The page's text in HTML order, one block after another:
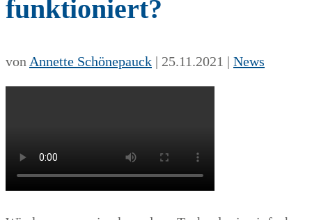
funktioniert?
von Annette Schönepauck | 25.11.2021 | News